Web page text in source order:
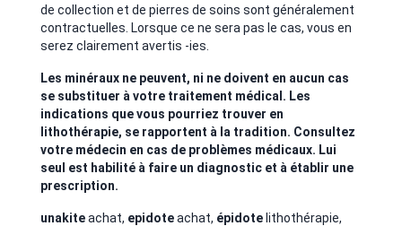
de collection et de pierres de soins sont généralement
contractuelles. Lorsque ce ne sera pas le cas, vous en
serez clairement avertis -ies.
Les minéraux ne peuvent, ni ne doivent en aucun cas
se substituer à votre traitement médical. Les
indications que vous pourriez trouver en
lithothérapie, se rapportent à la tradition. Consultez
votre médecin en cas de problèmes médicaux. Lui
seul est habilité à faire un diagnostic et à établir une
prescription.
unakiteachat, epidoteachat, épidote lithothérapie,